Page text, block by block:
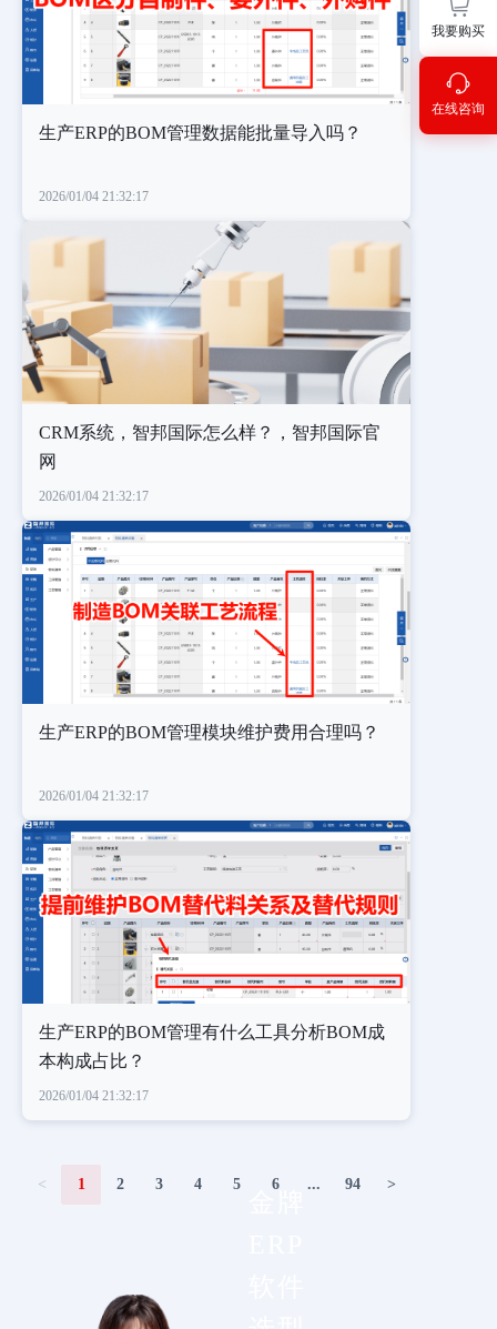
生产ERP的BOM管理数据能批量导入吗？
2026/01/04 21:32:17
CRM系统，智邦国际怎么样？，智邦国际官
网
2026/01/04 21:32:17
生产ERP的BOM管理模块维护费用合理吗？
2026/01/04 21:32:17
生产ERP的BOM管理有什么工具分析BOM成
本构成占比？
2026/01/04 21:32:17
< 1 2 3 4 5 6 ... 94 >
我要购买
在线咨询